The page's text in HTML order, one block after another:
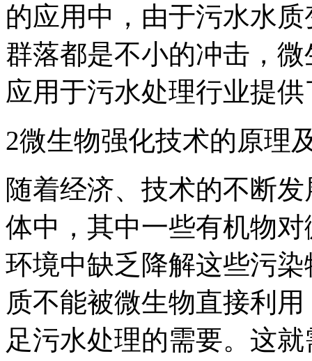
的应用中，由于污水水
群落都是不小的冲击，
应用于污水处理行业提
2微生物强化技术的原理
随着经济、技术的不断
体中，其中一些有机物
环境中缺乏降解这些污
质不能被微生物直接利
足污水处理的需要。这